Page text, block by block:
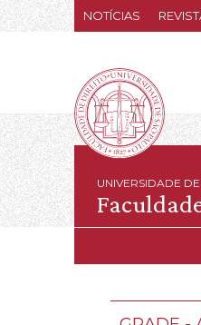
NOTÍCIAS
UNIVERSIDADE